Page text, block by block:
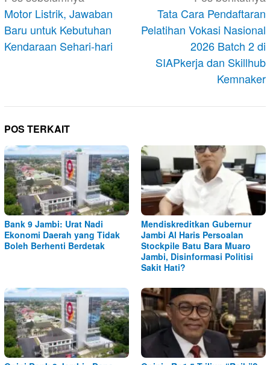
pos
Motor Listrik, Jawaban
Baru untuk Kebutuhan
Kendaraan Sehari-hari
Tata Cara Pendaftaran
Pelatihan Vokasi Nasional
2026 Batch 2 di
SIAPkerja dan Skillhub
Kemnaker
POS TERKAIT
Bank 9 Jambi: Urat Nadi
Ekonomi Daerah yang Tidak
Boleh Berhenti Berdetak
Mendiskreditkan Gubernur
Jambi Al Haris Persoalan
Stockpile Batu Bara Muaro
Jambi, Disinformasi Politisi
Sakit Hati?